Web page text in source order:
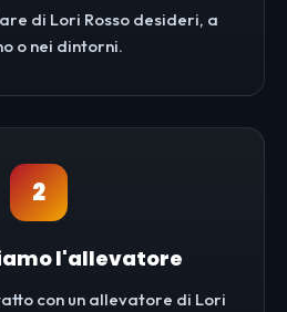
di Lori Rosso desideri, a
o nei dintorni.
2
l'allevatore
con un allevatore di Lori